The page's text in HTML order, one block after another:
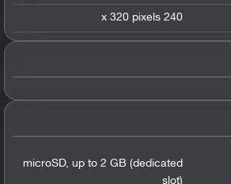
240 x 320 pixels
microSD, up to 2 GB (dedicated